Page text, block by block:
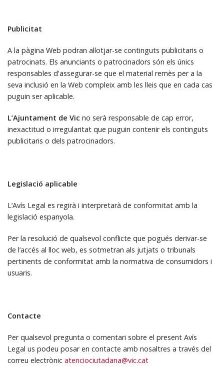
Publicitat
A la pàgina Web podran allotjar-se continguts publicitaris o
patrocinats. Els anunciants o patrocinadors són els únics
responsables d'assegurar-se que el material remès per a la
seva inclusió en la Web compleix amb les lleis que en cada cas
puguin ser aplicable.
L’Ajuntament de Vic no serà responsable de cap error,
inexactitud o irregularitat que puguin contenir els continguts
publicitaris o dels patrocinadors.
Legislació aplicable
L’Avís Legal es regirà i interpretarà de conformitat amb la
legislació espanyola.
Per la resolució de qualsevol conflicte que pogués derivar-se
de l’accés al lloc web, es sotmetran als jutjats o tribunals
pertinents de conformitat amb la normativa de consumidors i
usuaris.
Contacte
Per qualsevol pregunta o comentari sobre el present Avís
Legal us podeu posar en contacte amb nosaltres a través del
correu electrònic atenciociutadana@vic.cat